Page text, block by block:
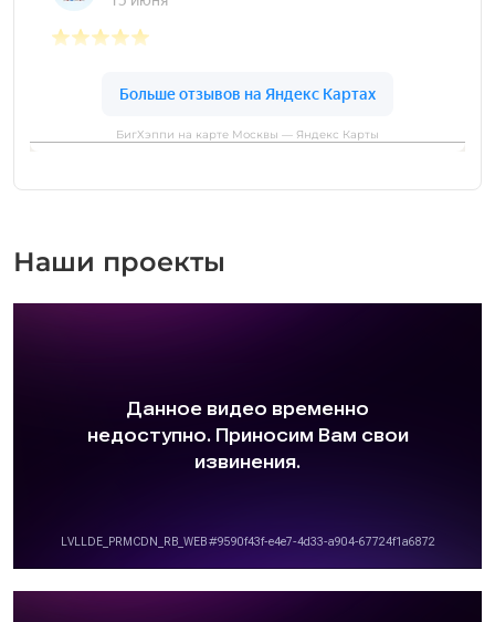
БигХэппи на карте Москвы — Яндекс Карты
Наши проекты